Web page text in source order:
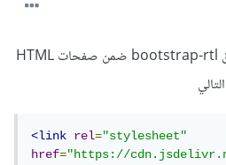
تأكد من إدراج الربط لملف تنسيق bootstrap-rtl ضمن صفحات HTML
<link rel="stylesheet"
href="https://